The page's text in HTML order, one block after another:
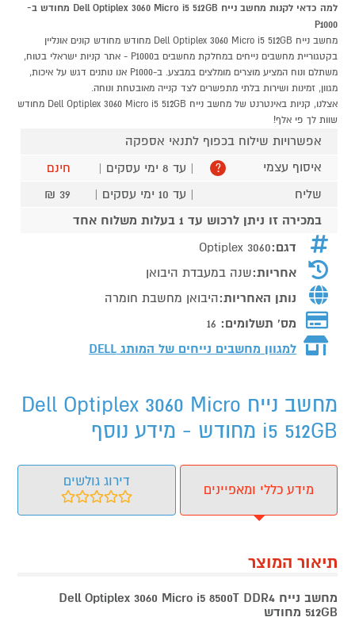
למה כדאי לקנות מחשב נייח Dell Optiplex 3060 Micro i5 512GB מחודש ב-
P1000
מחשב נייח Dell Optiplex 3060 Micro i5 512GB מחודש מחודש קונים אונליין
בקטגוריית מחשבים נייחים במחלקת מחשבים בP1000 - אתר קניות ישראלי בטוח,
משתלם ונוח המציע מוצרים מומלצים במבצע. ב-P1000 אנו נותנים דגש על איכות,
מגוון, זמינות ושירות בלתי מתפשרים לצד קנייה מאובטחת ונוחה.
אצלנו, קניות באינטרנט של מחשב נייח Dell Optiplex 3060 Micro i5 512GB מחודש
שוות לך פי אלף!
אפשרויות שילוח בכפוף לתנאי אספקה
איסוף עצמי
? | עד 8 ימי עסקים |
חינם
שליח
| עד 10 ימי עסקים |
39 ₪
במכירה זו ניתן לרכוש עד 1 בעלות משלוח אחד
דגם:Optiplex 3060
אחריות:שנה במעבדת היבואן
נותן האחריות:היבואן מחשבת חומרה
מס' תשלומים: 16
למגוון מחשבים נייחים של המותג DELL
מחשב נייח Dell Optiplex 3060 Micro
i5 512GB מחודש - מידע נוסף
מידע כללי ומאפיינים
דירוג גולשים
תיאור המוצר
מחשב נייח Dell Optiplex 3060 Micro i5 8500T DDR4
512GB מחודש